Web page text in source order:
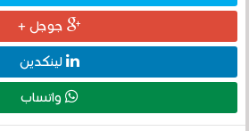
جوجل +
لينكدين
واتساب